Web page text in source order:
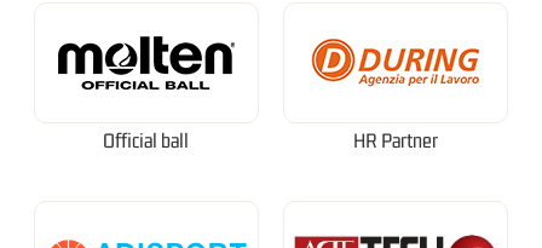
Official ball HR Partner